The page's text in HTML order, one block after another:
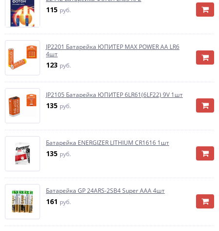
115 руб.
JP2201 Батарейка ЮПИТЕР MAX POWER АА LR6
4шт
123 руб.
JP2105 Батарейка ЮПИТЕР 6LR61(6LF22) 9V 1шт
135 руб.
Батарейка ENERGIZER LITHIUM CR1616 1шт
135 руб.
Батарейка GP 24ARS-2SB4 Super AAA 4шт
161 руб.